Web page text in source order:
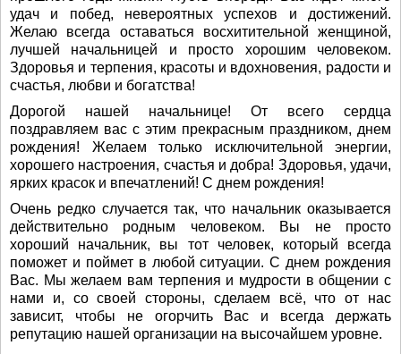
удач и побед, невероятных успехов и достижений.
Желаю всегда оставаться восхитительной женщиной,
лучшей начальницей и просто хорошим человеком.
Здоровья и терпения, красоты и вдохновения, радости и
счастья, любви и богатства!
Дорогой нашей начальнице! От всего сердца
поздравляем вас с этим прекрасным праздником, днем
рождения! Желаем только исключительной энергии,
хорошего настроения, счастья и добра! Здоровья, удачи,
ярких красок и впечатлений! С днем рождения!
Очень редко случается так, что начальник оказывается
действительно родным человеком. Вы не просто
хороший начальник, вы тот человек, который всегда
поможет и поймет в любой ситуации. С днем рождения
Вас. Мы желаем вам терпения и мудрости в общении с
нами и, со своей стороны, сделаем всё, что от нас
зависит, чтобы не огорчить Вас и всегда держать
репутацию нашей организации на высочайшем уровне.